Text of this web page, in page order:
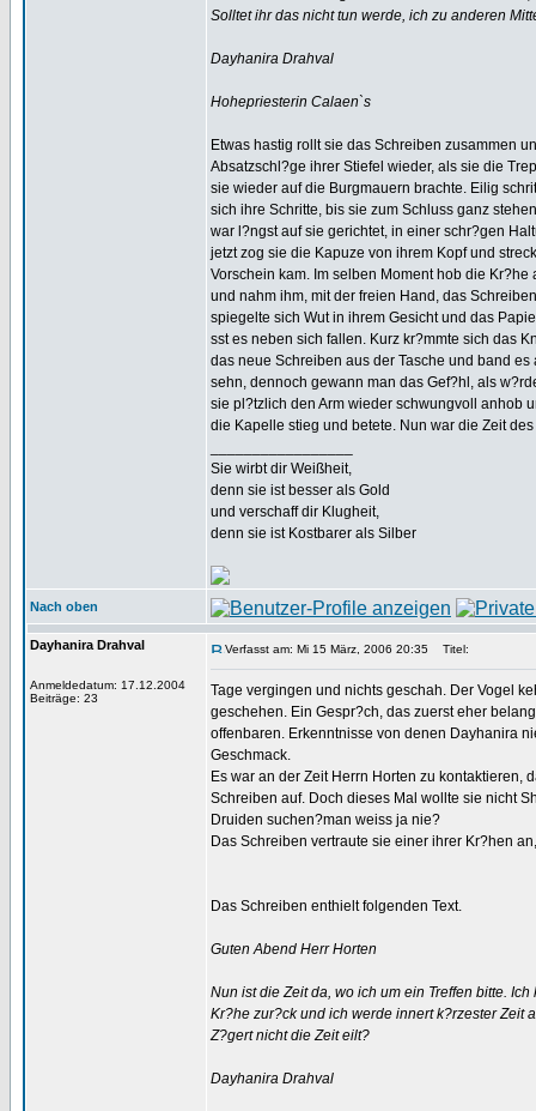
Solltet ihr das nicht tun werde, ich zu anderen
Dayhanira Drahval
Hohepriesterin Calaen`s
Etwas hastig rollt sie das Schreiben zusammen
Absatzschl?ge ihrer Stiefel wieder, als sie die
sie wieder auf die Burgmauern brachte. Eilig
sich ihre Schritte, bis sie zum Schluss ganz
war l?ngst auf sie gerichtet, in einer schr?gen
jetzt zog sie die Kapuze von ihrem Kopf und
Vorschein kam. Im selben Moment hob die
und nahm ihm, mit der freien Hand, das
spiegelte sich Wut in ihrem Gesicht und das
sst es neben sich fallen. Kurz kr?mmte sich das
das neue Schreiben aus der Tasche und band
sehn, dennoch gewann man das Gef?hl, als
sie pl?tzlich den Arm wieder schwungvoll anhob
die Kapelle stieg und betete. Nun war die Zeit
Sie wirbt dir Weißheit,
denn sie ist besser als Gold
und verschaff dir Klugheit,
denn sie ist Kostbarer als Silber
Nach oben
Dayhanira Drahval
Anmeldedatum: 17.12.2004
Beiträge: 23
Verfasst am: Mi 15 März, 2006 20:35 Titel:
Tage vergingen und nichts geschah. Der Vogel
geschehen. Ein Gespr?ch, das zuerst eher
offenbaren. Erkenntnisse von denen Dayhanira
Geschmack.
Es war an der Zeit Herrn Horten zu kontaktieren,
Schreiben auf. Doch dieses Mal wollte sie nicht
Druiden suchen?man weiss ja nie?
Das Schreiben vertraute sie einer ihrer Kr?hen
Das Schreiben enthielt folgenden Text.
Guten Abend Herr Horten
Nun ist die Zeit da, wo ich um ein Treffen bitte.
Kr?he zur?ck und ich werde innert k?rzester Zeit
Z?gert nicht die Zeit eilt?
Dayhanira Drahval